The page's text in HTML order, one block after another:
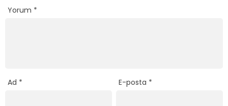
Yorum *
Ad * E-posta *